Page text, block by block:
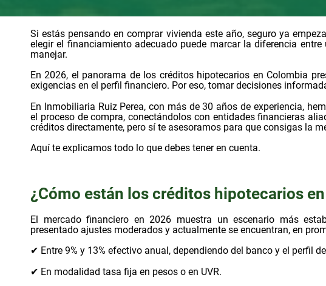
Si estás pensando en comprar vivienda este año, seguro ya
elegir el financiamiento adecuado puede marcar la diferencia
manejar.
En 2026, el panorama de los créditos hipotecarios en Colombia
exigencias en el perfil financiero. Por eso, tomar decisiones
En Inmobiliaria Ruiz Perea, con más de 30 años de experiencia,
el proceso de compra, conectándolos con entidades financieras
créditos directamente, pero sí te asesoramos para que consigas la
Aquí te explicamos todo lo que debes tener en cuenta.
¿Cómo están los créditos hipotecarios
El mercado financiero en 2026 muestra un escenario más
presentado ajustes moderados y actualmente se encuentran, en
✔ Entre 9% y 13% efectivo anual, dependiendo del banco y el perfil
✔ En modalidad tasa fija en pesos o en UVR.